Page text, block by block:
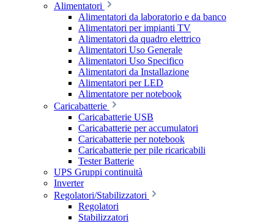
Alimentatori
Alimentatori da laboratorio e da banco
Alimentatori per impianti TV
Alimentatori da quadro elettrico
Alimentatori Uso Generale
Alimentatori Uso Specifico
Alimentatori da Installazione
Alimentatori per LED
Alimentatore per notebook
Caricabatterie
Caricabatterie USB
Caricabatterie per accumulatori
Caricabatterie per notebook
Caricabatterie per pile ricaricabili
Tester Batterie
UPS Gruppi continuità
Inverter
Regolatori/Stabilizzatori
Regolatori
Stabilizzatori